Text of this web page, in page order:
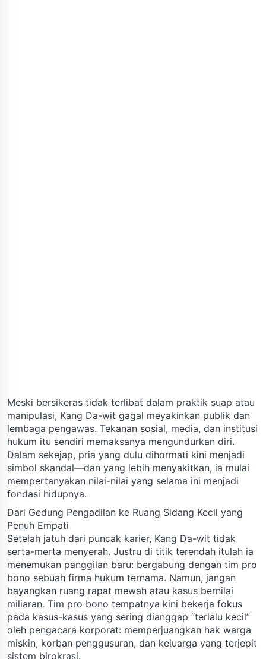
Meski bersikeras tidak terlibat dalam praktik suap atau
manipulasi, Kang Da-wit gagal meyakinkan publik dan
lembaga pengawas. Tekanan sosial, media, dan institusi
hukum itu sendiri memaksanya mengundurkan diri.
Dalam sekejap, pria yang dulu dihormati kini menjadi
simbol skandal—dan yang lebih menyakitkan, ia mulai
mempertanyakan nilai-nilai yang selama ini menjadi
fondasi hidupnya.
Dari Gedung Pengadilan ke Ruang Sidang Kecil yang
Penuh Empati
Setelah jatuh dari puncak karier, Kang Da-wit tidak
serta-merta menyerah. Justru di titik terendah itulah ia
menemukan panggilan baru: bergabung dengan tim pro
bono sebuah firma hukum ternama. Namun, jangan
bayangkan ruang rapat mewah atau kasus bernilai
miliaran. Tim pro bono tempatnya kini bekerja fokus
pada kasus-kasus yang sering dianggap “terlalu kecil”
oleh pengacara korporat: memperjuangkan hak warga
miskin, korban penggusuran, dan keluarga yang terjepit
sistem birokrasi.